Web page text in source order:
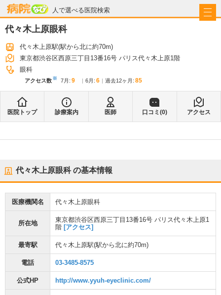
人で選べる医院検索
病院なび
代々木上原眼科
代々木上原駅(駅から北に約70m)
東京都渋谷区西原三丁目13番16号 パリス代々木上原1階
眼科
アクセス数※ 7月 : 9 6月 : 6 過去12ヶ月: 85
医院トップ 診療案内 医師 口コミ(0) アクセス
代々木上原眼科の基本情報
医療機関名 代々木上原眼科
所在地
東京都渋谷区西原三丁目13番16号 パリス代々木上原1
階 [アクセス]
最寄駅 代々木上原駅(駅から北に約70m)
電話 03-3485-8575
公式HP http://www.yyuh-eyeclinic.com/